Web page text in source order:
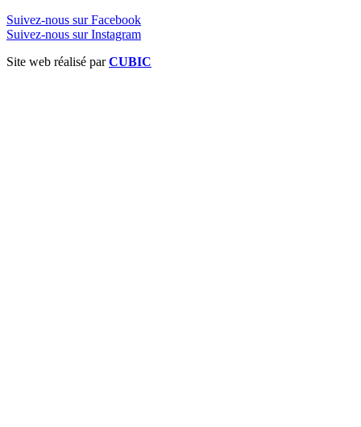
Suivez-nous sur Facebook
Suivez-nous sur Instagram
Site web réalisé parCUBIC